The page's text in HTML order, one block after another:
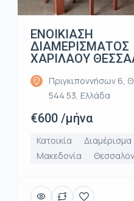
ΕΝΟΙΚΙΑΣΗ
ΔΙΑΜΕΡΙΣΜΑΤΟΣ
ΧΑΡΙΛΑΟΥ
Πριγκιποννήσων 6,
544 53, Ελλάδα
€600 /μήνα
Κατοικία Διαμέρισμα
Μακεδονία